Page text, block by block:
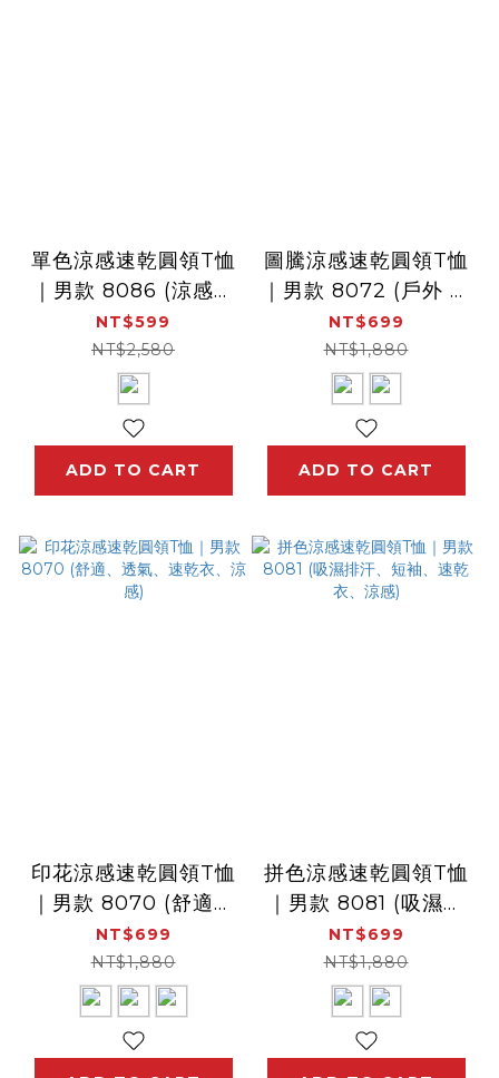
單色涼感速乾圓領T恤
｜男款 8086 (涼感、
速乾、透氣)
NT$599
NT$2,580
ADD TO CART
圖騰涼感速乾圓領T恤
｜男款 8072 (戶外 運
動 吸濕排汗、速乾透
氣、涼感衣、短袖)
NT$699
NT$1,880
ADD TO CART
印花涼感速乾圓領T恤
｜男款 8070 (舒適、
透氣、速乾衣、涼感)
NT$699
NT$1,880
拼色涼感速乾圓領T恤
｜男款 8081 (吸濕排
汗、短袖、速乾衣、涼
感)
NT$699
NT$1,880